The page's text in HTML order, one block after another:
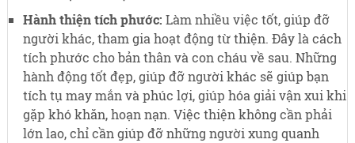
Hành thiện tích phước: Làm nhiều việc tốt, giúp đỡ
người khác, tham gia hoạt động từ thiện. Đây là cách
tích phước cho bản thân và con cháu về sau. Những
hành động tốt đẹp, giúp đỡ người khác sẽ giúp bạn
tích tụ may mắn và phúc lợi, giúp hóa giải vận xui khi
gặp khó khăn, hoạn nạn. Việc thiện không cần phải
lớn lao, chỉ cần giúp đỡ những người xung quanh